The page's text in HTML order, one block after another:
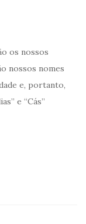
os nossos
nossos nomes
e, portanto,
e “Cás”